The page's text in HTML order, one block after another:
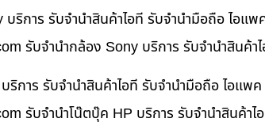
ริการ รับจำนำสินค้าไอที รับจำนำมือถือ ไอแ
รับจำนำกล้อง Sony บริการ รับจำนำสินค้
ริการ รับจำนำสินค้าไอที รับจำนำมือถือ ไอแพ
รับจำนำโน๊ตบุ๊ค HP บริการ รับจำนำสินค้า